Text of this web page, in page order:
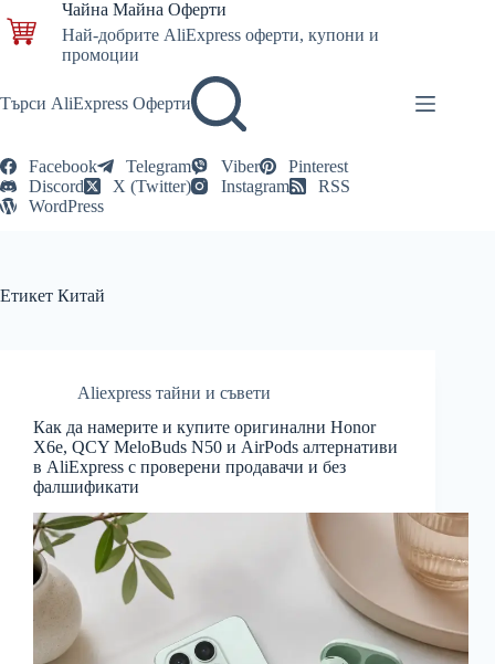
to
content
Чайна Майна Оферти
Най-добрите AliExpress оферти, купони и
промоции
Търси AliExpress Оферти
Facebook Telegram Viber
Pinterest
Discord
X (Twitter) Instagram
RSS
WordPress
Етикет Китай
Aliexpress тайни и съвети
Как да намерите и купите оригинални Honor
X6e, QCY MeloBuds N50 и AirPods алтернативи
в AliExpress с проверени продавачи и без
фалшификати